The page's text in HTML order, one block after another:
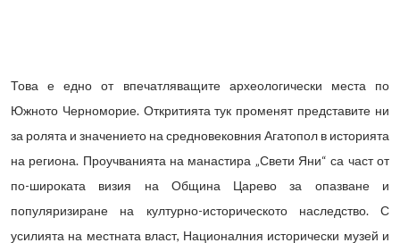
Това е едно от впечатляващите археологически места по
Южното Черноморие. Откритията тук променят представите ни
за ролята и значението на средновековния Агатопол в историята
на региона. Проучванията на манастира „Свети Яни“ са част от
по-широката визия на Община Царево за опазване и
популяризиране на културно-историческото наследство. С
усилията на местната власт, Националния исторически музей и